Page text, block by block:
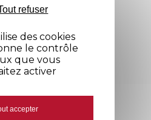
50+
mouvement
Avis
des cookies
le contrôle
que vous
activer
accepter
refuser